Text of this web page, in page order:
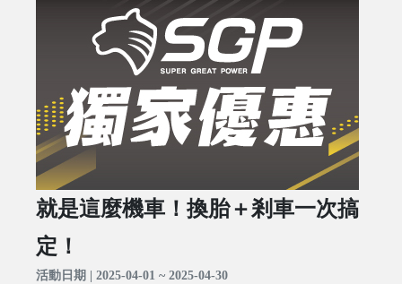
就是這麼機車！換胎＋剎車一次搞
定！
活動日期 | 2025-04-01 ~ 2025-04-30